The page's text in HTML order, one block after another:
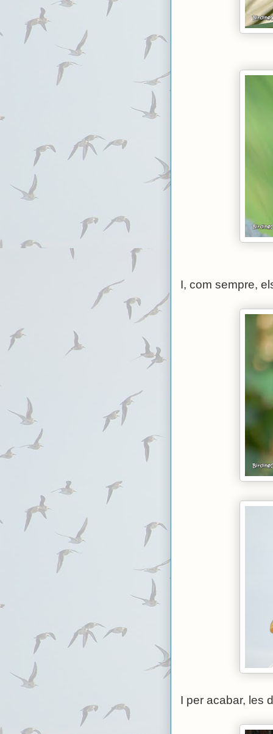
I, com sempre,
I per acabar, les